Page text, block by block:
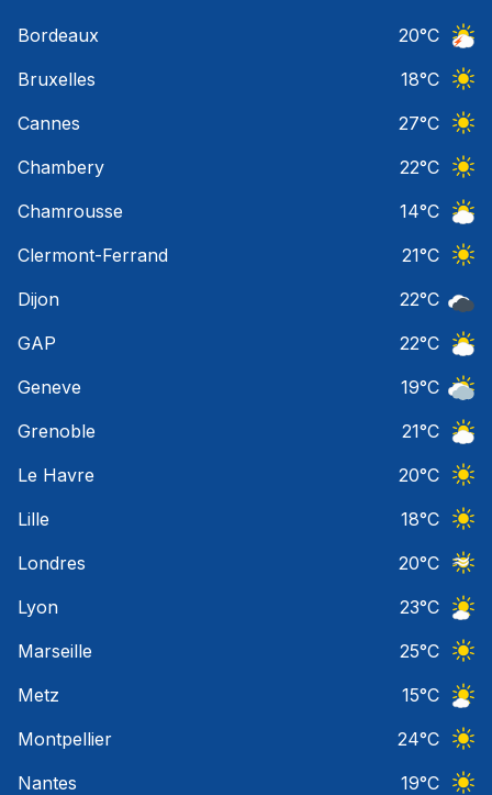
Bordeaux
20°C
Bruxelles
18°C
Cannes
27°C
Chambery
22°C
Chamrousse
14°C
Clermont-Ferrand
21°C
Dijon
22°C
GAP
22°C
Geneve
19°C
Grenoble
21°C
Le Havre
20°C
Lille
18°C
Londres
20°C
Lyon
23°C
Marseille
25°C
Metz
15°C
Montpellier
24°C
Nantes
19°C